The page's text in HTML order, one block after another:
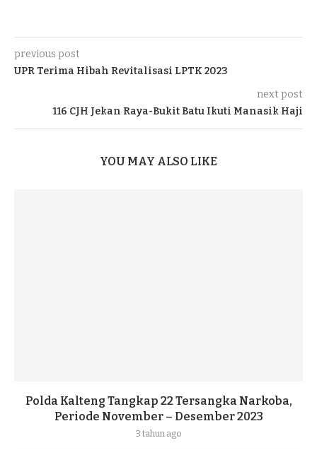
previous post
UPR Terima Hibah Revitalisasi LPTK 2023
next post
116 CJH Jekan Raya-Bukit Batu Ikuti Manasik Haji
YOU MAY ALSO LIKE
Polda Kalteng Tangkap 22 Tersangka Narkoba,
Periode November – Desember 2023
3 tahun ago